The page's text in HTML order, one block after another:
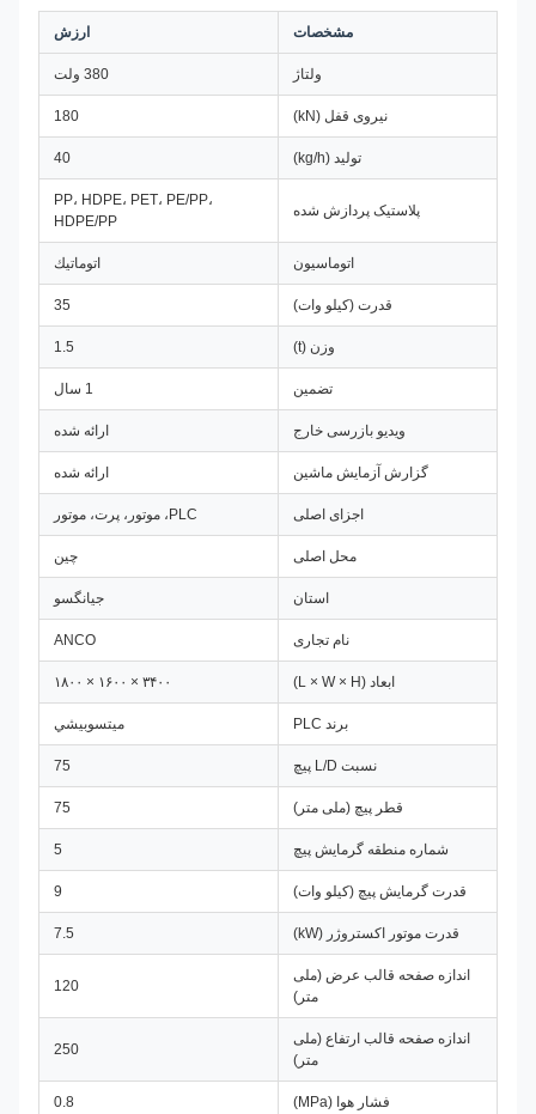
مشخصات
نیروی قفل (kN)
پلاستیک پردازش شده
PP، HDPE، PET، PE/PP،
HDPE/PP
اتوماسیون اتوماتيك
قدرت (کیلو وات)
تضمین
ویدیو بازرسی خارج ارائه شده
گزارش آزمایش ماشین ارائه شده
اجزای اصلی
محل اصلی
جیانگسو
نام تجاری ANCO
ميتسوبيشي
نسبت L/D پیچ
قطر پیچ (ملی متر)
شماره منطقه گرمایش پیچ
قدرت گرمایش پیچ (کیلو وات)
قدرت موتور اکستروژر (kW)
اندازه صفحه قالب عرض (ملی
اندازه صفحه قالب ارتفاع (ملی
فشار هوا (MPa)